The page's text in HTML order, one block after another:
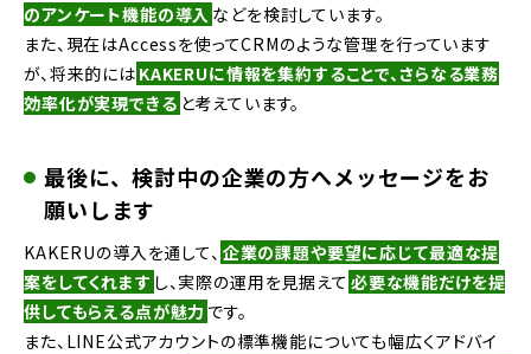
のアンケート機能の導入 などを検討しています。
また、現在はAccessを使ってCRMのような管理を行っています
が、将来的には KAKERUに情報を集約することで、さらなる業務
効率化が実現できる と考えています。
最後に、検討中の企業の方へメッセージをお
願いします
KAKERUの導入を通して、 企業の課題や要望に応じて最適な提
案をしてくれます し、実際の運用を見据えて 必要な機能だけを提
供してもらえる点が魅力 です。
また、LINE公式アカウントの標準機能についても幅広くアドバイ